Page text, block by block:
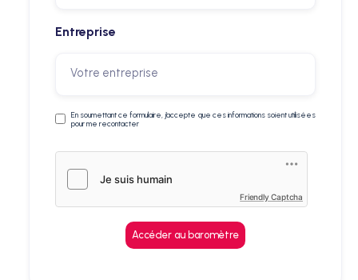
Entreprise
En soumettant ce formulaire, j’accepte que ces informations soient utilisées
pour me recontacter
Friendly Captcha